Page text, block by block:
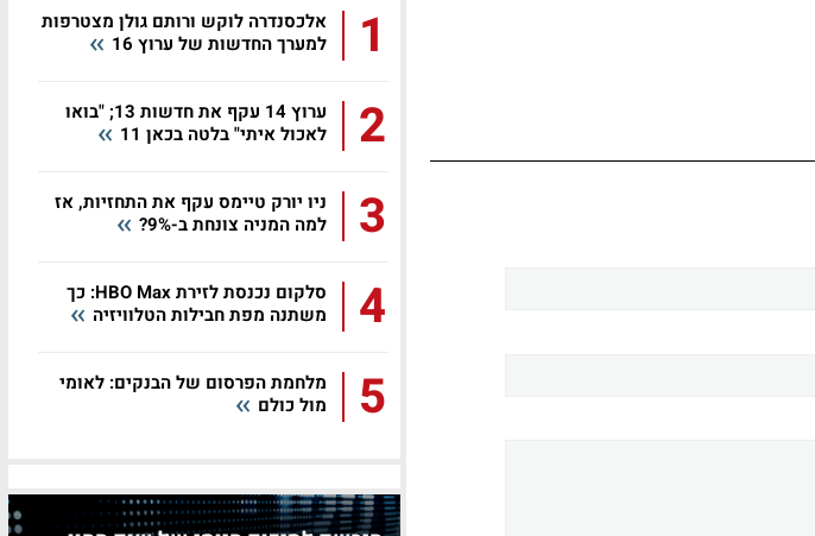
1
אלכסנדרה לוקש ורותם גולן מצטרפות
למערך החדשות של ערוץ 16
2
ערוץ 14 עקף את חדשות 13; "בואו
לאכול איתי" בלטה בכאן 11
3
ניו יורק טיימס עקף את התחזיות, אז
למה המניה צונחת ב-9%?
4
סלקום נכנסת לזירת HBO Max: כך
משתנה מפת חבילות הטלוויזיה
5
מלחמת הפרסום של הבנקים: לאומי
מול כולם